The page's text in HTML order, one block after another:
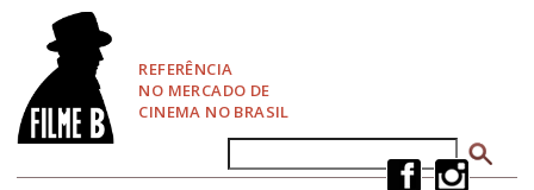
REFERÊNCIA
NO MERCADO DE
CINEMA NO BRASIL
Formulário de busca